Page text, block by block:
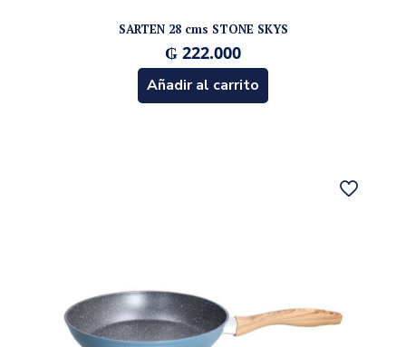
SARTEN 28 cms STONE SKYS
₲ 222.000
Añadir al carrito